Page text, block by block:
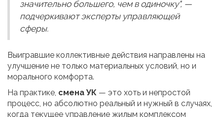
значительно большего, чем в одиночку", —
подчеркивают эксперты управляющей
сферы.
Выигравшие коллективные действия направлены на
улучшение не только материальных условий, но и
морального комфорта.
На практике, смена УК — это хоть и непростой
процесс, но абсолютно реальный и нужный в случаях,
когда текущее управление жилым комплексом